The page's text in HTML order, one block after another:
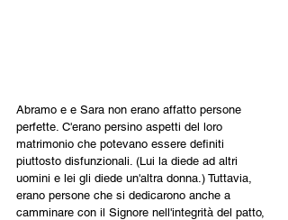
Abramo e e Sara non erano affatto persone
perfette. C'erano persino aspetti del loro
matrimonio che potevano essere definiti
piuttosto disfunzionali. (Lui la diede ad altri
uomini e lei gli diede un'altra donna.) Tuttavia,
erano persone che si dedicarono anche a
camminare con il Signore nell'integrità del patto,